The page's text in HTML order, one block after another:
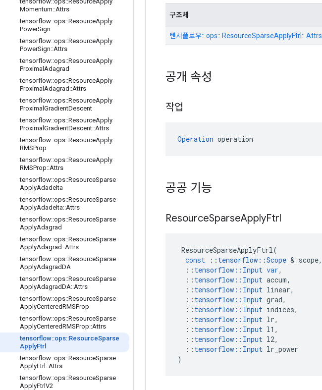
Momentum::Attrs
tensorflow::ops::ResourceApply
PowerSign
tensorflow::ops::ResourceApply
PowerSign::Attrs
tensorflow::ops::ResourceApply
Proximal Adagrad
tensorflow::ops::ResourceApply
Proximal Adagrad ::Attrs
tensorflow::ops::ResourceApply
Proximal GradientDescent
tensorflow::ops::ResourceApply
Proximal GradientDescent::Attrs
tensorflow::ops::ResourceApply
RMSProp
tensorflow::ops::ResourceApply
RMSProp::Attrs
tensorflow::ops::ResourceSparse
ApplyAdadelta
tensorflow::ops::ResourceSparse
ApplyAdadelta::Attrs
tensorflow::ops::ResourceSparse
ApplyAdagrad
tensorflow::ops::ResourceSparse
ApplyAdagrad ::Attrs
tensorflow::ops::ResourceSparse
ApplyAdagradDA
tensorflow::ops::ResourceSparse
ApplyAdagradDA::Attrs
tensorflow::ops::ResourceSparse
ApplyCenteredRMSProp
tensorflow::ops::ResourceSparse
ApplyCenteredRMSProp::Attrs
tensorflow::ops::ResourceSparse
ApplyFtrl
tensorflow::ops::ResourceSparse
ApplyFtrl ::Attrs
tensorflow::ops::ResourceSparse
ApplyFtrlV2
구조체
텐서플로우:: ops:: ResourceSparseApplyFtrl:: Attrs
공개 속성
작업
Operation operation
공공 기능
ResourceSparseApplyFtrl
ResourceSparseApplyFtrl(
const
:: tensorflow ::Scope & scope,
:: tensorflow :: Input var,
:: tensorflow :: Input accum,
:: tensorflow :: Input linear,
:: tensorflow :: Input grad,
:: tensorflow :: Input indices,
:: tensorflow :: Input lr,
:: tensorflow :: Input l1 ,
:: tensorflow :: Input l2,
:: tensorflow :: Input lr_power
)